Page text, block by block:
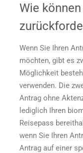
Wie
Wenn Sie Ihren
möchten, gibt es
Möglichkeit
verwenden. Die
Antrag ohne
lediglich Ihren
Reisepass
wenn Sie Ihren
Antrag auf einer